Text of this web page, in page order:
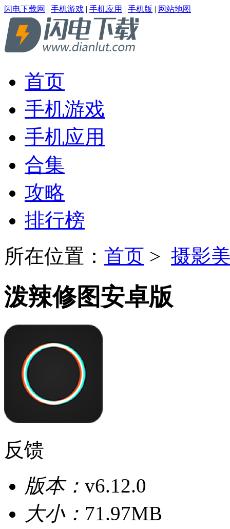
闪电下载网 | 手机游戏 | 手机应用 | 手机版 | 网站地图
首页
手机游戏
手机应用
合集
攻略
排行榜
所在位置： 首页 > 摄影
泼辣修图安卓版
反馈
版本： v6.12.0
大小： 71.97MB